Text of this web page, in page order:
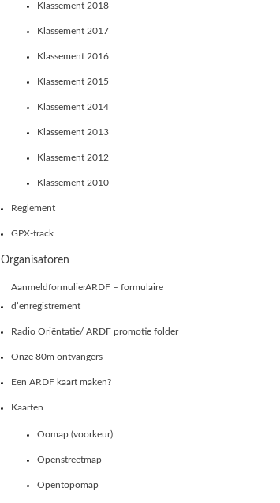
Klassement 2018
Klassement 2017
Klassement 2016
Klassement 2015
Klassement 2014
Klassement 2013
Klassement 2012
Klassement 2010
Reglement
GPX-track
Organisatoren
AanmeldformulierARDF – formulaire
d’enregistrement
Radio Oriëntatie/ ARDF promotie folder
Onze 80m ontvangers
Een ARDF kaart maken?
Kaarten
Oomap (voorkeur)
Openstreetmap
Opentopomap